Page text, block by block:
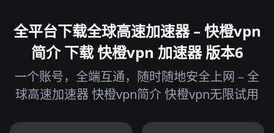
全平台下载全球高速加速器 – 快橙vpn
简介 下载 快橙vpn 加速器 版本6
一个账号，全端互通，随时随地安全上网 – 全
球高速加速器 快橙vpn简介 快橙vpn无限试用